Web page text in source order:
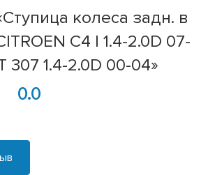
колеса задн. в
C4 I 1.4-2.0D 07-
307 1.4-2.0D 00-04»
0.0